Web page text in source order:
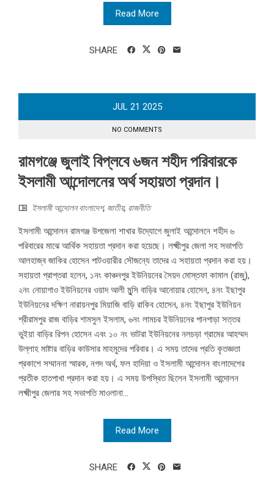
Read More
SHARE
JUL 21 2025
NO COMMENTS
রামগঞ্জে জুলাই বিপ্লবে ৬জন শহীদ পরিবারকে
ইসলামী আন্দোলনের অর্থ সহায়তা প্রদান।
ইসলামী আন্দোলন বাংলাদেশ, জাতীয়, রাজনীতি
ইসলামী আন্দোলন রামগঞ্জ উপজেলা শাখার উদ্যোগে জুলাই আন্দোলনে শহীদ ৬
পরিবারের মাঝে আর্থিক সহায়তা প্রদান করা হয়েছে। লক্ষ্মীপুর জেলা সহ সভাপতি
আলহাজ্ব জাকির হোসেন পাটওয়ারীর সৌজন্যে তাদের এ সহায়তা প্রদান করা হয়।
সহায়তা প্রাপ্তরা হলেন, ১নং কাঞ্চনপুর ইউনিয়নের সৈয়দ মোস্তফা কামাল (রাজু),
২নং নোয়াগাও ইউনিয়নের ওয়াদ আলী মুন্সি বাড়ির আনোয়ার হোসেন, ৪নং ইছাপুর
ইউনিয়নের দক্ষিণ নারায়নপুর মিয়াজি বাড়ি রাকিব হোসেন, ৪নং ইছাপুর ইউনিয়ন
শ্রীরামপুর রাজ বাড়ির শামসুল ইসলাম, ৬নং লামচর ইউনিয়নের পানপাড়া সত্তর
ভুইয়া বাড়ির রিপন হোসেন এবং ১০ নং ভাটরা ইউনিয়নের নলচড়া গ্রামের আহম্মদ
উল্লাহ মাষ্টার বাড়ির কাউসার মাহমুদের পরিবার। এ সময় তাদের প্রতি কৃতজ্ঞতা
প্রকাশে সম্মাননা স্মারক, নগদ অর্থ, ফল হাদিয়া ও ইসলামী আন্দোলন বাংলাদেশের
প্রতীক হাতপাখা প্রদান করা হয়। এ সময় উপস্থিত ছিলেন ইসলামী আন্দোলন
লক্ষ্মীপুর জেলার সহ সভাপতি মাওলানা...
Read More
SHARE